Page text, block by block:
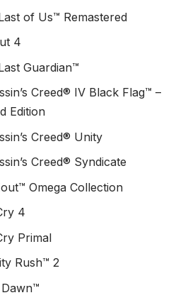
of Us™ Remastered
4
Guardian™
Creed® IV Black Flag™ –
Edition
Creed® Unity
Creed® Syndicate
Omega Collection
4
Primal
Rush™ 2